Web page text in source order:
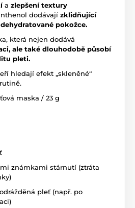
a zlepšení textury
dodávají zklidňující
pokožce.
která nejen dodává
ale také dlouhodobě působí
pleti.
hledají efekt „skleněné“
maska / 23 g
známkami stárnutí (ztráta
pleť (např. po